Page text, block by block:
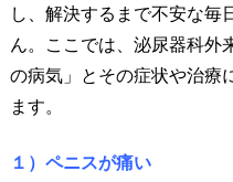
し、解決するまで不安な毎
ん。ここでは、泌尿器科外
の病気」とその症状や治療
ます。
１）ペニスが痛い